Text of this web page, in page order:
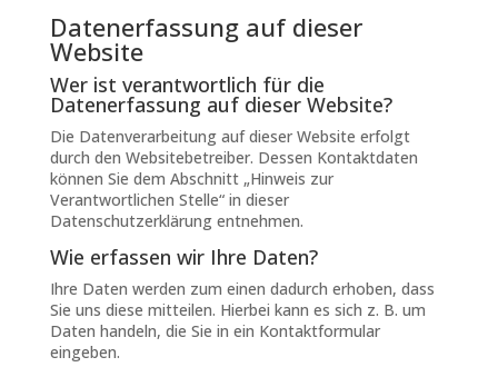
Datenerfassung auf dieser
Website
Wer ist verantwortlich für die
Datenerfassung auf dieser Website?
Die Datenverarbeitung auf dieser Website erfolgt
durch den Websitebetreiber. Dessen Kontaktdaten
können Sie dem Abschnitt „Hinweis zur
Verantwortlichen Stelle“ in dieser
Datenschutzerklärung entnehmen.
Wie erfassen wir Ihre Daten?
Ihre Daten werden zum einen dadurch erhoben, dass
Sie uns diese mitteilen. Hierbei kann es sich z. B. um
Daten handeln, die Sie in ein Kontaktformular
eingeben.